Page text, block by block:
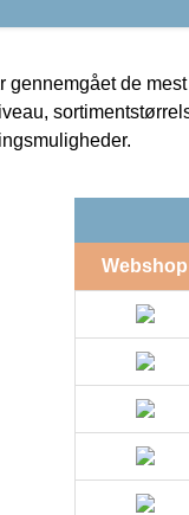
gennemgået de
Webshop